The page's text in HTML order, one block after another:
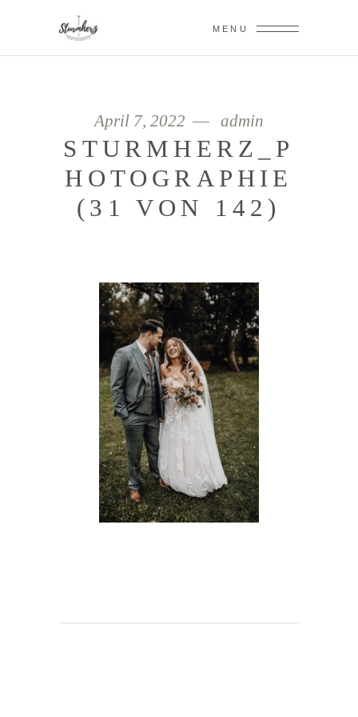
MENU
April 7, 2022 admin
STURMHERZ_P
HOTOGRAPHIE
(31 VON 142)